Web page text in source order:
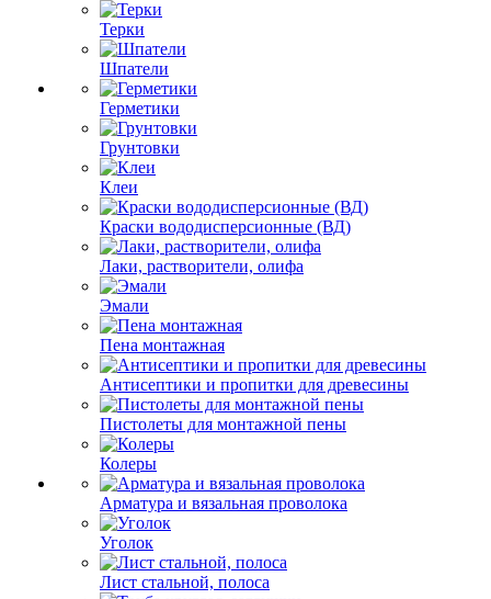
Терки
Шпатели
Герметики
Грунтовки
Клеи
Краски вододисперсионные (ВД)
Лаки, растворители, олифа
Эмали
Пена монтажная
Антисептики и пропитки для древесины
Пистолеты для монтажной пены
Колеры
Арматура и вязальная проволока
Уголок
Лист стальной, полоса